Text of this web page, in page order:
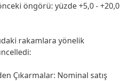
öngörü: yüzde +5,0 - +20,0
rakamlara yönelik
Çıkarmalar: Nominal satış